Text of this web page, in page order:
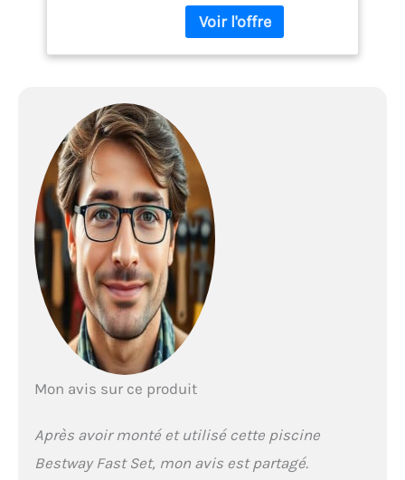
renforcé avec un coeur en
polyester compris entre
deux couches de PVC.
immédiatement avec nos
Fast Set ! Sécurité : Une
baignade sécurisée avec
nos piscines hors sol
autoportantes.
Mon avis sur ce produit
Après avoir monté et utilisé cette piscine
Bestway Fast Set, mon avis est partagé.